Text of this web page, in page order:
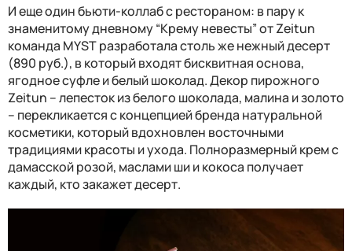
И еще один бьюти-коллаб с рестораном: в пару к
знаменитому дневному “Крему невесты” отZeitun
команда MYSTразработала столь же нежный десерт
(890 руб.), в который входятбисквитная основа,
ягодное суфле и белый шоколад. Декор пирожного
Zeitun –лепестокиз белого шоколада, малина и золото
– перекликается с концепцией бренда натуральной
косметики, который вдохновлен восточными
традициями красоты и ухода. Полноразмерный крем с
дамасской розой, маслами ши и кокоса получает
каждый, кто закажет десерт.